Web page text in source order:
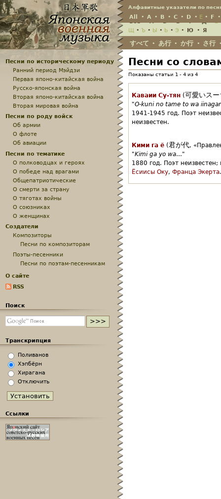
Алфавитные указатели по
All • A • B • C • D • E • F
Всё•А•Б•В•Г•Д•Е
Щ • Ъ • Ы • Ь • Э • Ю • Я
すべて • あ行 • か行 • さ行
Песни со
Показаны статьи 1 - 4 из 4
Каваии Су-тян (可愛いス
"O-kuni no tame to wa
1941-1945 год. Поэт
неизвестен.
Кими га ё (君が代,
"Kimi ga yo wa…"
1880 год. Поэт неизвестен;
Ёсиисы Оку, Франца Экерта.
Песни по историческому периоду
Ранний период Мэйдзи
Первая японо-китайская война
Русско-японская война
Вторая японо-китайская война
Вторая мировая война
Песни по роду войск
Об армии
О флоте
Об авиации
Песни по тематике
О полководцах и героях
О победе над врагами
Общепатриотические
О смерти за страну
О тяготах войны
О союзниках
О женщинах
Создатели
Композиторы
Песни по композиторам
Поэты-песенники
Песни по поэтам-песенникам
О сайте
RSS
Поиск
Транскрипция
Поливанов
Хэпбёрн
Хирагана
Отключить
Ссылки